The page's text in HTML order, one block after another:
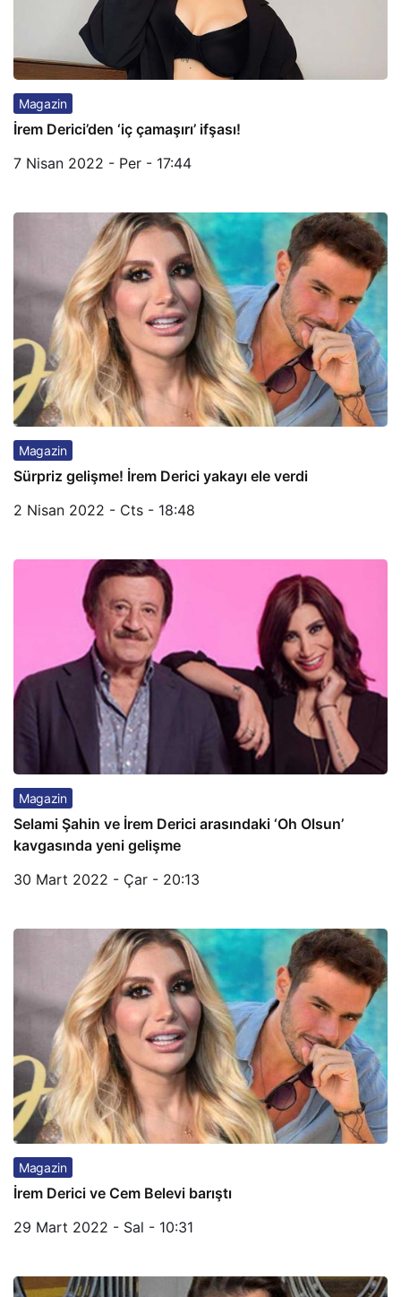
Magazin
İrem Derici’den ‘iç çamaşırı’ ifşası!
7 Nisan 2022 - Per - 17:44
Magazin
Sürpriz gelişme! İrem Derici yakayı ele verdi
2 Nisan 2022 - Cts - 18:48
Magazin
Selami Şahin ve İrem Derici arasındaki ‘Oh Olsun’
kavgasında yeni gelişme
30 Mart 2022 - Çar - 20:13
Magazin
İrem Derici ve Cem Belevi barıştı
29 Mart 2022 - Sal - 10:31